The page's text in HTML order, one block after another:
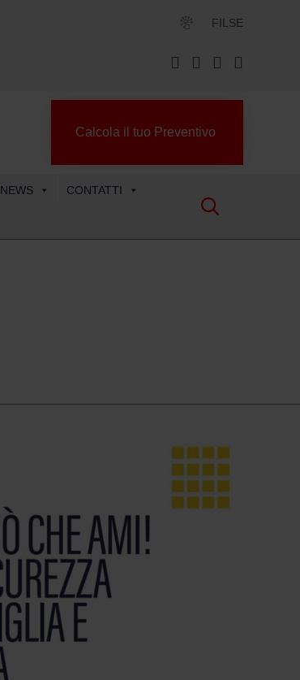
FILSE
Calcola il tuo Preventivo
NEWS CONTATTI
